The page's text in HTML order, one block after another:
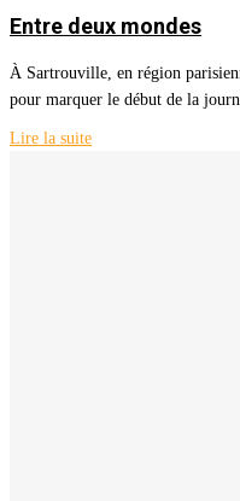
Entre deux mondes
À Sartrouville, en région
pour marquer le début de la
Lire la suite